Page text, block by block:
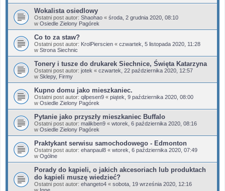
Wokalista osiedlowy
Ostatni post autor: Shaohao « środa, 2 grudnia 2020, 08:10
w Osiedle Zielony Pagórek
Co to za staw?
Ostatni post autor: KrolPierscien « czwartek, 5 listopada 2020, 11:28
w Strona Siechnic
Tonery i tusze do drukarek Siechnice, Święta Katarzyna
Ostatni post autor: jotek « czwartek, 22 października 2020, 12:57
w Sklepy, Firmy
Kupno domu jako mieszkaniec.
Ostatni post autor: qilpesen9 « piątek, 9 października 2020, 08:00
w Osiedle Zielony Pagórek
Pytanie jako przyszły mieszkaniec Buffalo
Ostatni post autor: malikben9 « wtorek, 6 października 2020, 08:16
w Osiedle Zielony Pagórek
Praktykant serwisu samochodowego - Edmonton
Ostatni post autor: ehanpaul8 « wtorek, 6 października 2020, 07:49
w Ogólne
Porady do kąpieli, o jakich akcesoriach lub produktach
do kąpieli muszę wiedzieć?
Ostatni post autor: ehangeto4 « sobota, 19 września 2020, 12:16